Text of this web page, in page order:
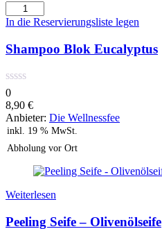
Shampoo
Blok
Menge
In die Reservierungsliste legen
Shampoo Blok Eucalyptus
0
8,90 €
Anbieter: Die Wellnessfee
inkl. 19 % MwSt.
Abholung vor Ort
Weiterlesen
Peeling Seife – Olivenölseife